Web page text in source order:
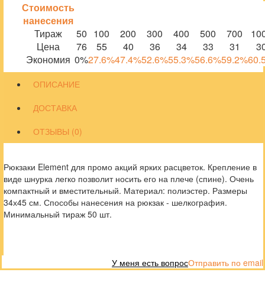
Стоимость
нанесения
Тираж
50 100 200 300 400 500 700
Цена
76 55 40 36 34 33 31
Экономия 0%27.6%47.4%52.6%55.3%56.6%59.2%
ОПИСАНИЕ
ДОСТАВКА
ОТЗЫВЫ (0)
Рюкзаки Element для промо акций ярких расцветок. Крепление в
виде шнурка легко позволит носить его на плече (спине). Очень
компактный и вместительный. Материал: полиэстер. Размеры
34х45 см. Способы нанесения на рюкзак - шелкография.
Минимальный тираж 50 шт.
Отправить по email
У меня есть вопрос